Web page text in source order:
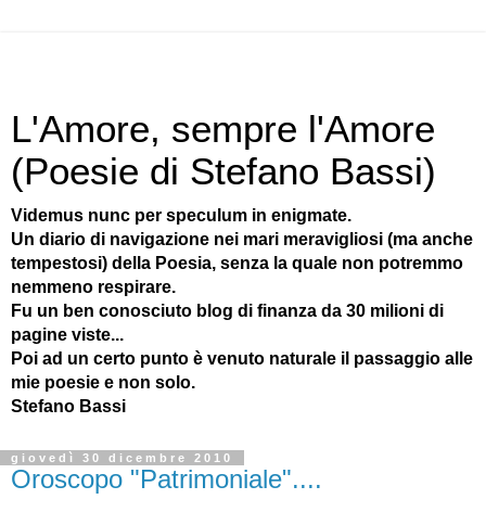
L'Amore, sempre l'Amore
(Poesie di Stefano Bassi)
Videmus nunc per speculum in enigmate.
Un diario di navigazione nei mari meravigliosi (ma anche
tempestosi) della Poesia, senza la quale non potremmo
nemmeno respirare.
Fu un ben conosciuto blog di finanza da 30 milioni di
pagine viste...
Poi ad un certo punto è venuto naturale il passaggio alle
mie poesie e non solo.
Stefano Bassi
giovedì 30 dicembre 2010
Oroscopo "Patrimoniale"....